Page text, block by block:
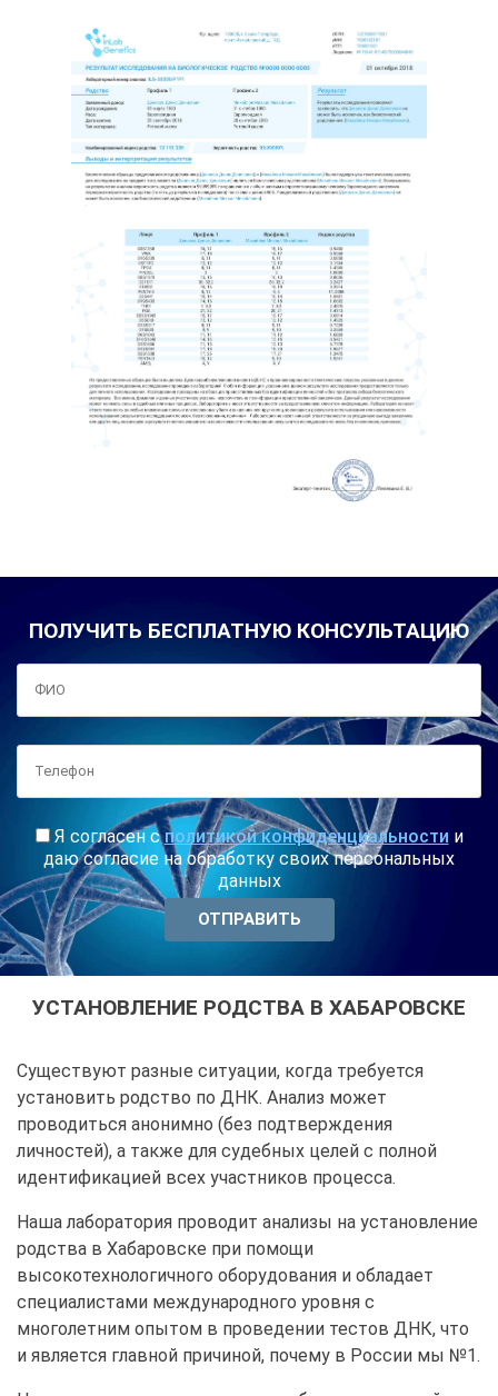
ПОЛУЧИТЬ БЕСПЛАТНУЮ КОНСУЛЬТАЦИЮ
Я согласен сполитикой конфиденциальности и
даю согласие на обработку своих персональных
данных
УСТАНОВЛЕНИЕ РОДСТВА В ХАБАРОВСКЕ
Существуют разные ситуации, когда требуется
установить родство по ДНК. Анализ может
проводиться анонимно (без подтверждения
личностей), а также для судебных целей с полной
идентификацией всех участников процесса.
Наша лаборатория проводит анализы на установление
родства в Хабаровске при помощи
высокотехнологичного оборудования и обладает
специалистами международного уровня с
многолетним опытом в проведении тестов ДНК, что
и является главной причиной, почему в России мы №1.